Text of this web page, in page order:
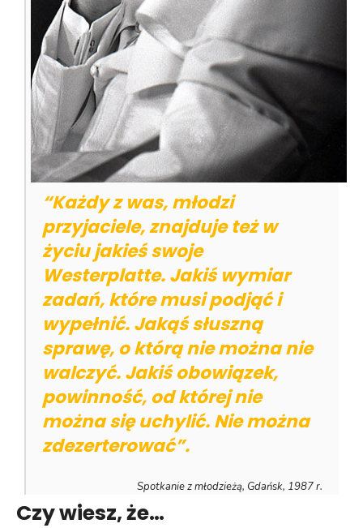
“Każdy z was, młodzi
przyjaciele, znajduje też w
życiu jakieś swoje
Westerplatte. Jakiś wymiar
zadań, które musi podjąć i
wypełnić. Jakąś słuszną
sprawę, o którą nie można nie
walczyć. Jakiś obowiązek,
powinność, od której nie
można się uchylić. Nie można
zdezerterować”.
Spotkanie z młodzieżą, Gdańsk, 1987 r.
Czy wiesz, że…